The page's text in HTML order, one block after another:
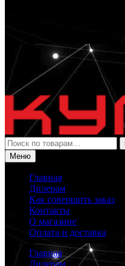
Искать:
Меню
Главная
Дилерам
Как совершить заказ
Контакты
О магазине
Оплата и доставка
Главная
Дилерам